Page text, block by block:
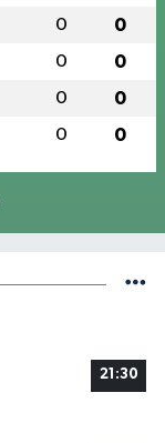
0 0
0 0
0 0
0 0
21:30